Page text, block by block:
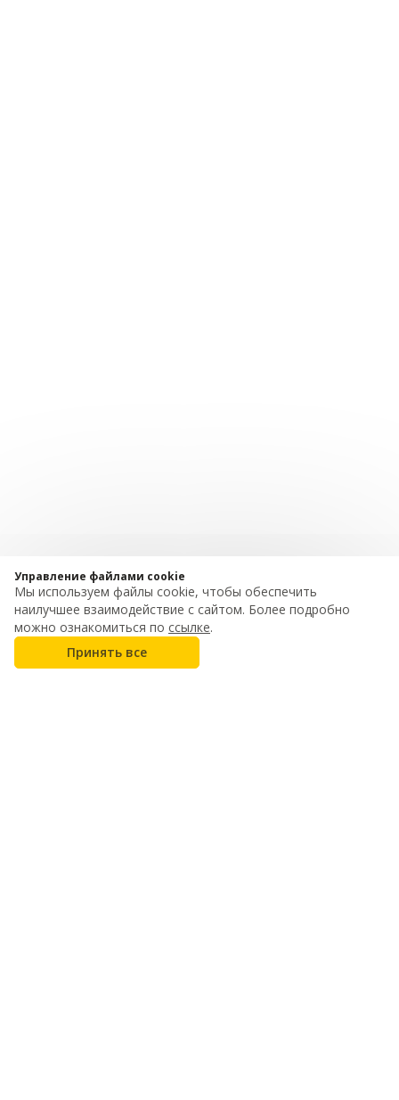
Управление файлами cookie
Мы используем файлы cookie, чтобы обеспечить
наилучшее взаимодействие с сайтом. Более подробно
можно ознакомиться по ссылке.
Принять все